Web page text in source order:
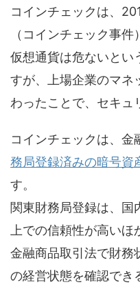
コインチェックは、
（コインチェック事
仮想通貨は危ないとい
すが、上場企業のマネ
わったことで、セキュ
コインチェックは、金
務局登録済みの暗号資
す。
関東財務局登録は、国
上での信頼性が高いほ
金融商品取引法で財務
の経営状態を確認でき